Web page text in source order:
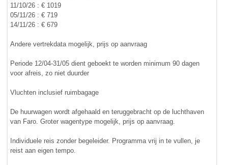
11/10/26 : € 1019
05/11/26 : € 719
14/11/26 : € 679
Andere vertrekdata mogelijk, prijs op aanvraag
Periode 12/04-31/05 dient geboekt te worden minimum 90 dagen
voor afreis, zo niet duurder
Vluchten inclusief ruimbagage
De huurwagen wordt afgehaald en teruggebracht op de luchthaven
van Faro. Groter wagentype mogelijk, prijs op aanvraag.
Individuele reis zonder begeleider. Programma vrij in te vullen, je
reist aan eigen tempo.